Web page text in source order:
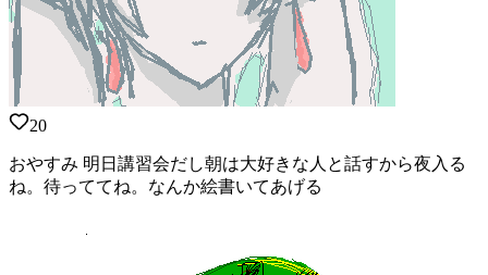
20
おやすみ 明日講習会だし朝は大好きな人と話すから夜入る
ね。待っててね。なんか絵書いてあげる